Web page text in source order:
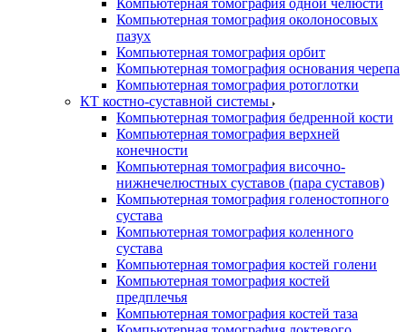
Компьютерная томография одной челюсти
Компьютерная томография околоносовых
пазух
Компьютерная томография орбит
Компьютерная томография основания черепа
Компьютерная томография ротоглотки
КТ костно-суставной системы
Компьютерная томография бедренной кости
Компьютерная томография верхней
конечности
Компьютерная томография височно-
нижнечелюстных суставов (пара суставов)
Компьютерная томография голеностопного
сустава
Компьютерная томография коленного
сустава
Компьютерная томография костей голени
Компьютерная томография костей
предплечья
Компьютерная томография костей таза